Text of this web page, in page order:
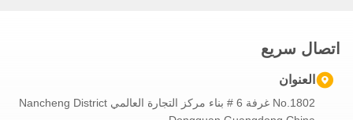
اتصال سريع
العنوان
No.1802 غرفة 6 # بناء مركز التجارة العالمي Nancheng District